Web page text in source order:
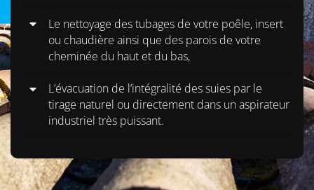
Le nettoyage des tubages de votre poêle, insert
ou chaudière ainsi que des parois de votre
cheminée du haut et du bas,
L’évacuation de l’intégralité des suies par le
tirage naturel ou directement dans un aspirateur
industriel très puissant.